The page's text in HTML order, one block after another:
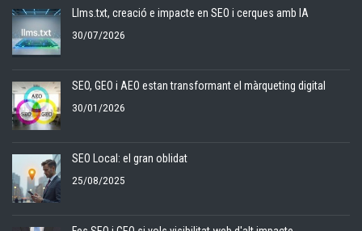
Llms.txt, creació e impacte en SEO i cerques amb IA
30/07/2026
SEO, GEO i AEO estan transformant el màrqueting digital
30/01/2026
SEO Local: el gran oblidat
25/08/2025